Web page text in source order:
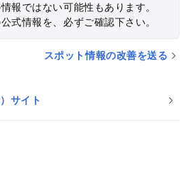
報ではない可能性もあります。
式情報を、必ずご確認下さい。
スポット情報の改善を送る
サイト